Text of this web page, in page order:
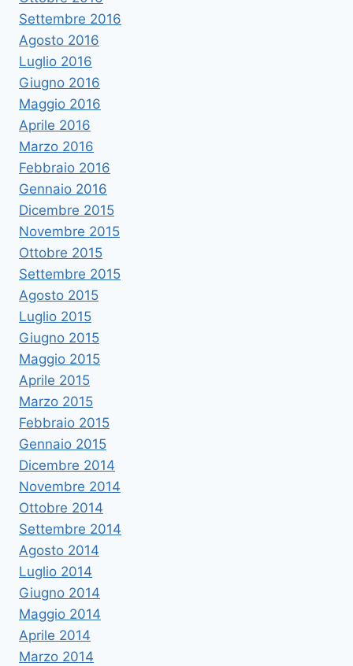
Settembre 2016
Agosto 2016
Luglio 2016
Giugno 2016
Maggio 2016
Aprile 2016
Marzo 2016
Febbraio 2016
Gennaio 2016
Dicembre 2015
Novembre 2015
Ottobre 2015
Settembre 2015
Agosto 2015
Luglio 2015
Giugno 2015
Maggio 2015
Aprile 2015
Marzo 2015
Febbraio 2015
Gennaio 2015
Dicembre 2014
Novembre 2014
Ottobre 2014
Settembre 2014
Agosto 2014
Luglio 2014
Giugno 2014
Maggio 2014
Aprile 2014
Marzo 2014